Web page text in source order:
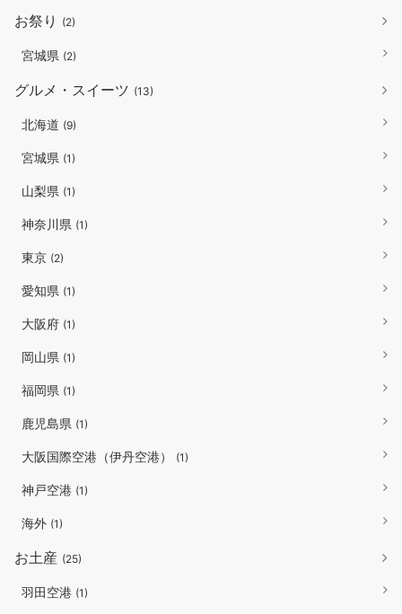
お祭り (2)
宮城県 (2)
グルメ・スイーツ (13)
北海道 (9)
宮城県 (1)
山梨県 (1)
神奈川県 (1)
東京 (2)
愛知県 (1)
大阪府 (1)
岡山県 (1)
福岡県 (1)
鹿児島県 (1)
大阪国際空港（伊丹空港） (1)
神戸空港 (1)
海外 (1)
お土産 (25)
羽田空港 (1)